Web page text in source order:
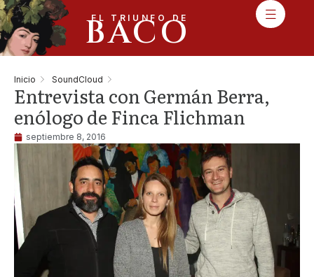
EL TRIUNFO DE
BACO
Inicio SoundCloud
Entrevista con Germán Berra,
enólogo de Finca Flichman
septiembre 8, 2016